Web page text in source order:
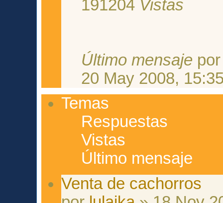
191204 Vistas
Último mensaje
20 May 2008,
Temas
Respuestas
Vistas
Último mensaje
Venta de cachorros